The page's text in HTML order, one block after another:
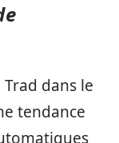
dans le
tendance